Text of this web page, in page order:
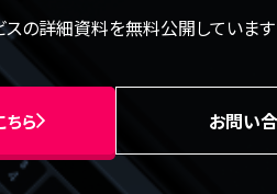
スの詳細資料を無料公開しています
ら お問い